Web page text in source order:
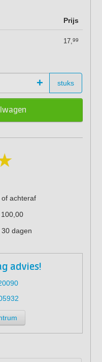
Prijs
17,99
+ stuks
of achteraf
dagen
advies!